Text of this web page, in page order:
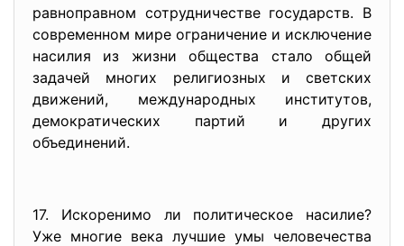
равноправном сотрудничестве государств. В
современном мире ограничение и исключение
насилия из жизни общества стало общей
задачей многих религиозных и светских
движений, международных институтов,
демократических партий и других
объединений.
17. Искоренимо ли политическое насилие?
Уже многие века лучшие умы человечества